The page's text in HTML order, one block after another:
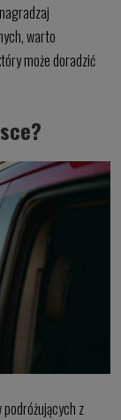
warto
może doradzić
z